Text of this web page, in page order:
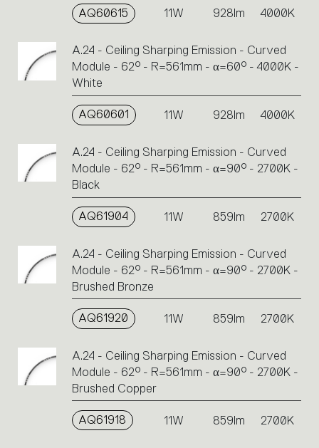
AQ60615 11W 928lm 4000K
A.24 - Ceiling Sharping Emission - Curved
Module - 62° - R=561mm - α=60° - 4000K -
White
AQ60601 11W 928lm 4000K
A.24 - Ceiling Sharping Emission - Curved
Module - 62° - R=561mm - α=90° - 2700K -
Black
AQ61904 11W 859lm 2700K
A.24 - Ceiling Sharping Emission - Curved
Module - 62° - R=561mm - α=90° - 2700K -
Brushed Bronze
AQ61920 11W 859lm 2700K
A.24 - Ceiling Sharping Emission - Curved
Module - 62° - R=561mm - α=90° - 2700K -
Brushed Copper
AQ61918 11W 859lm 2700K